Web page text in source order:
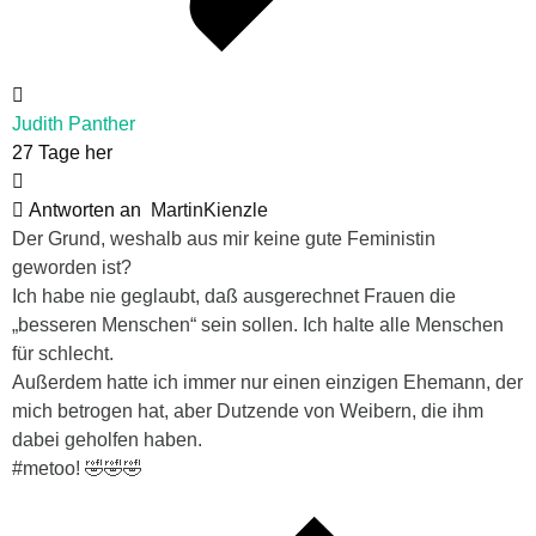
Judith Panther
27 Tage her
Antworten an
MartinKienzle
Der Grund, weshalb aus mir keine gute Feministin
geworden ist?
Ich habe nie geglaubt, daß ausgerechnet Frauen die
„besseren Menschen“ sein sollen. Ich halte alle Menschen
für schlecht.
Außerdem hatte ich immer nur einen einzigen Ehemann, der
mich betrogen hat, aber Dutzende von Weibern, die ihm
dabei geholfen haben.
#metoo! 🤣🤣🤣